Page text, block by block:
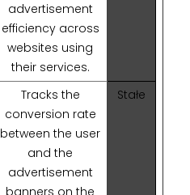
advertisement
efficiency across
websites using
their services.
Tracks the
conversion rate
between the user
and the
advertisement
banners on the
Stałe